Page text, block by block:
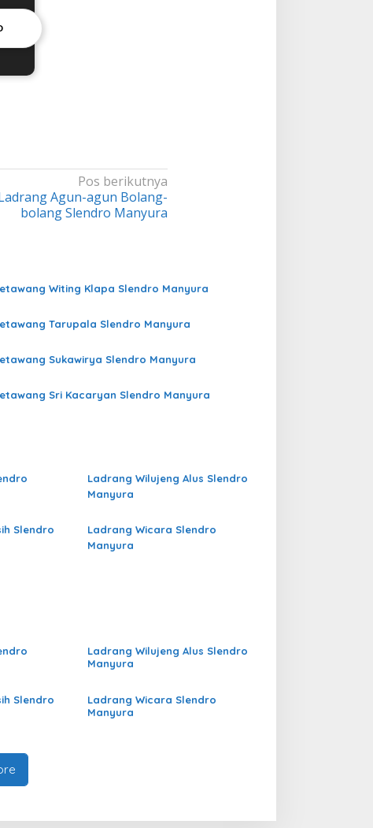
Pos berikutnya
Agun-agun Bolang-
bolang Slendro Manyura
Witing Klapa Slendro Manyura
Tarupala Slendro Manyura
Sukawirya Slendro Manyura
Sri Kacaryan Slendro Manyura
Ladrang Wilujeng Alus Slendro
Manyura
Slendro
Ladrang Wicara Slendro
Manyura
Ladrang Wilujeng Alus Slendro
Manyura
Slendro
Ladrang Wicara Slendro
Manyura